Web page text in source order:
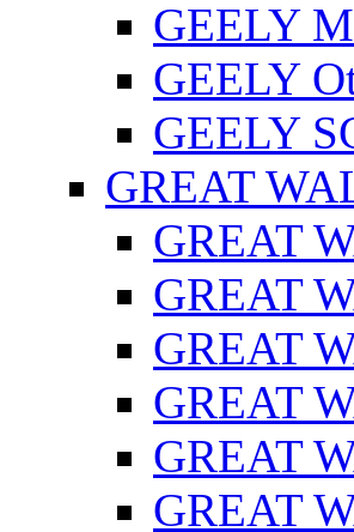
GEELY
GEELY
GEELY
GREAT
GREAT
GREAT
GREAT
GREAT
GREAT
GREAT